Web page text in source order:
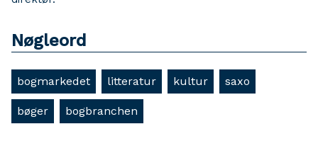
Nøgleord
bogmarkedet litteratur kultur saxo
bøger bogbranchen